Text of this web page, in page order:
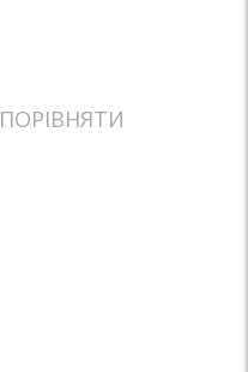
ПОРІВНЯТИ